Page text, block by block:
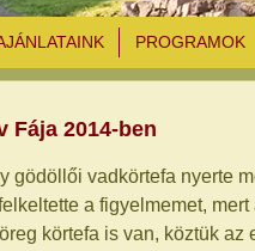
PROGRAMOK
Fája 2014-ben
gödöllői vadkörtefa nyerte
a figyelmemet,
körtefa is van, köztük az